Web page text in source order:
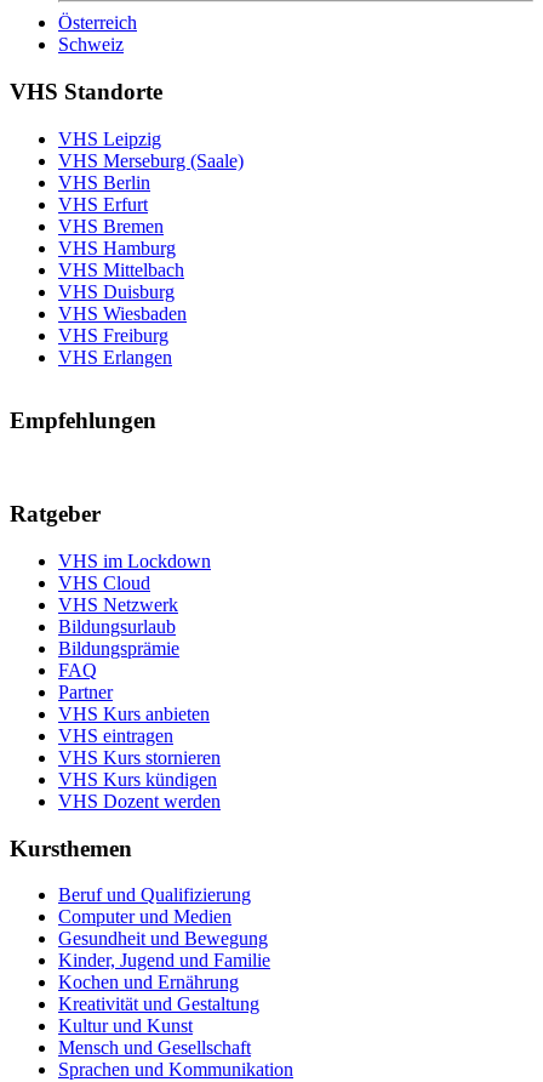
Österreich
Schweiz
VHS Standorte
VHS Leipzig
VHS Merseburg (Saale)
VHS Berlin
VHS Erfurt
VHS Bremen
VHS Hamburg
VHS Mittelbach
VHS Duisburg
VHS Wiesbaden
VHS Freiburg
VHS Erlangen
Empfehlungen
Ratgeber
VHS im Lockdown
VHS Cloud
VHS Netzwerk
Bildungsurlaub
Bildungsprämie
FAQ
Partner
VHS Kurs anbieten
VHS eintragen
VHS Kurs stornieren
VHS Kurs kündigen
VHS Dozent werden
Kursthemen
Beruf und Qualifizierung
Computer und Medien
Gesundheit und Bewegung
Kinder, Jugend und Familie
Kochen und Ernährung
Kreativität und Gestaltung
Kultur und Kunst
Mensch und Gesellschaft
Sprachen und Kommunikation